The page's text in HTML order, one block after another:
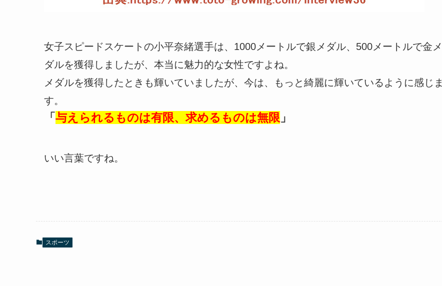
女子スピードスケートの小平奈緒選手は、1000メートルで銀メダル、500メートルで金メ
ダルを獲得しましたが、本当に魅力的な女性ですよね。
メダルを獲得したときも輝いていましたが、今は、もっと綺麗に輝いているように感じま
す。
「 与えられるものは有限、求めるものは無限 」
いい言葉ですね。
スポーツ